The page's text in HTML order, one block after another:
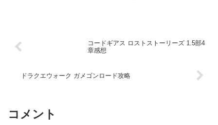
コードギアス ロストストーリーズ 1.5部4
章感想
ドラクエウォーク ガメゴンロード攻略
コメント